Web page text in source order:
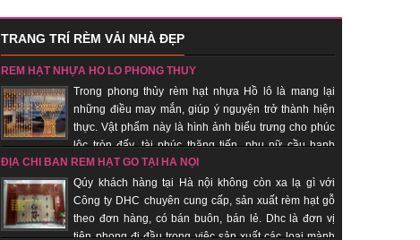
TRANG TRÍ RÈM VẢI NHÀ ĐẸP
RÈM HẠT NHỰA HỒ LÔ PHONG THỦY
Trong phong thủy rèm hạt nhựa Hồ lô là mang lại
những điều may mắn, giúp ý nguyện trở thành hiện
thực. Vật phẩm này là hình ảnh biểu trưng cho phúc
lộc tròn đấy, tài phúc thăng tiến, phụ nữ cầu hạnh
phúc… Đồng thời quả bầu hồ lô còn là biểu trưng cho sự hài hòa
âm dương. Nhận sản xuất theo đơn hàng, giao hàng nhanh, uy tín.
ĐỊA CHỈ BÁN RÈM HẠT GỖ TẠI HÀ NỘI
Qúy khách hàng tại Hà nội không còn xa lạ gì với
Công ty DHC chuyên cung cấp, sản xuất rèm hạt gỗ
theo đơn hàng, có bán buôn, bán lẻ. Dhc là đơn vị
tiên phong đi đầu trong việc sản xuất các loại mành